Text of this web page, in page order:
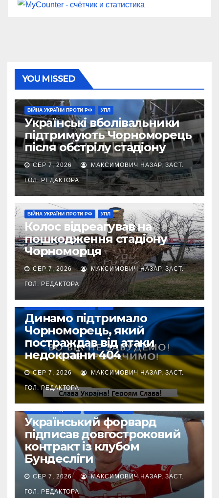
YOU MISSED
ВІЙНА УКРАЇНИ ПРОТИ РФ УПЛ
Українські вболівальники
підтримують Чорноморець
після обстрілу стадіону
СЕР 7, 2026 МАКСИМОВИЧ НАЗАР, ЗАСТ.
ГОЛ. РЕДАКТОРА
ВІЙНА УКРАЇНИ ПРОТИ РФ УПЛ
Колос відреагував на
пошкодження стадіону
Чорноморця
СЕР 7, 2026 МАКСИМОВИЧ НАЗАР, ЗАСТ.
ГОЛ. РЕДАКТОРА
Динамо підтримало
Чорноморець, який
постраждав від атаки
недокраїни 404
СЕР 7, 2026 МАКСИМОВИЧ НАЗАР, ЗАСТ.
ГОЛ. РЕДАКТОРА
Український форвард
підписав довгостроковий
контракт із клубом
Бундесліги
СЕР 7, 2026 МАКСИМОВИЧ НАЗАР, ЗАСТ.
ГОЛ. РЕДАКТОРА